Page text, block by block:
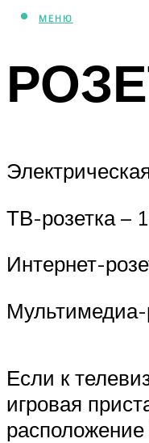
МЕНЮ
ТВ-розетка –
Интернет-
Мультимедиа-
Если к
игровая
расположение